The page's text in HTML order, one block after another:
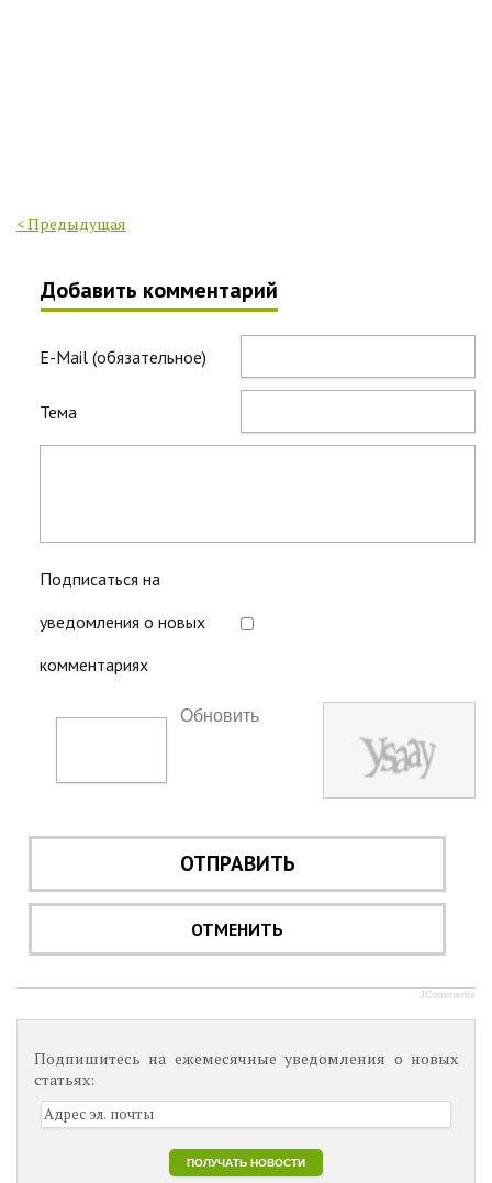
< Предыдущая
Добавить комментарий
E-Mail (обязательное)
Тема
Подписаться на
уведомления о новых
комментариях
Обновить
ОТПРАВИТЬ
ОТМЕНИТЬ
JComments
Подпишитесь на ежемесячные уведомления о новых
статьях: